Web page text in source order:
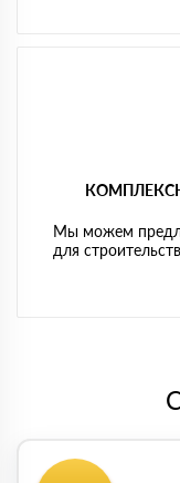
Мы можем
для